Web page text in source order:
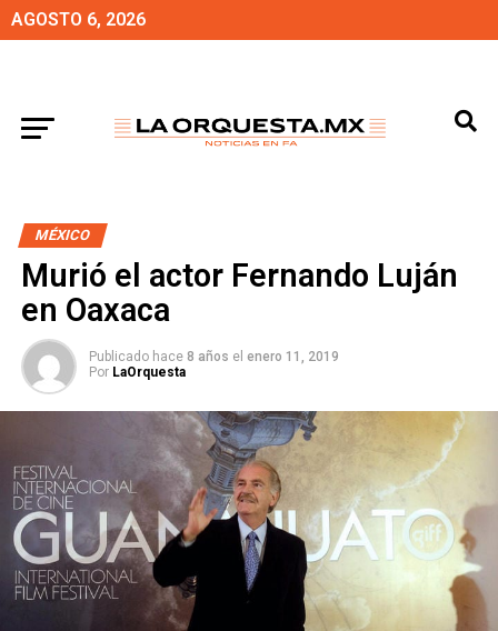
AGOSTO 6, 2026
MÉXICO
Murió el actor Fernando Luján
en Oaxaca
Publicado hace 8 años el enero 11, 2019
Por LaOrquesta